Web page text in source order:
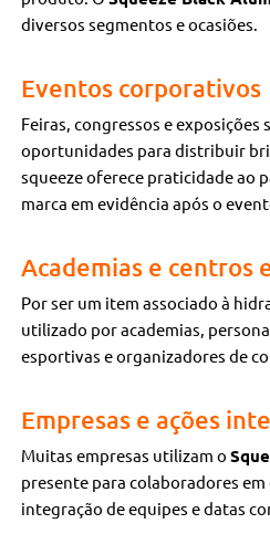
diversos segmentos e ocasiões.
Eventos corporativos
Feiras, congressos e exposições
oportunidades para distribuir
squeeze oferece praticidade ao
marca em evidência após o
Academias e centros
Por ser um item associado à
utilizado por academias,
esportivas e organizadores de
Empresas e ações
Muitas empresas utilizam o
presente para colaboradores
integração de equipes e datas